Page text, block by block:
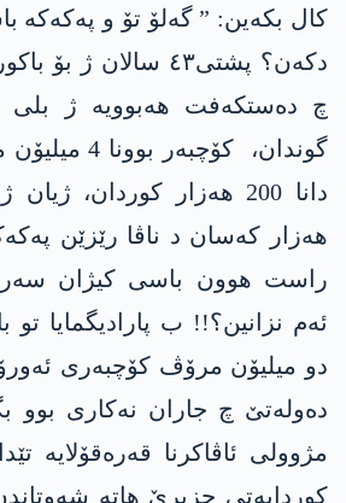
کال بکەین: ” گەلۆ تۆ و
دکەن؟ پشتی٤٣ سالان
گوندان،
هەزار کەسان د ناڤا رێزێن
راست هوون باسی کیژان
ئەم نزانین؟!! ب پارادیگمایا
دو میلیۆن مرۆڤ کۆچبەری
دەولەتێ چ جاران نەکاری بوو
مژوولی ئاڤاکرنا قەرەقۆلایە
کوردایەتی جزیرێ ھاتە